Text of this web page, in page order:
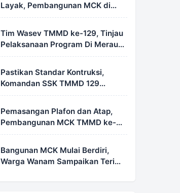
Layak, Pembangunan MCK di
Dusun Serapu Rampung
Dikerjakan
Tim Wasev TMMD ke-129, Tinjau
Pelaksanaan Program Di Merauke
– Papua Selatan
Pastikan Standar Kontruksi,
Komandan SSK TMMD 129
Intensif Awasi Pembangunan
Pemasangan Plafon dan Atap,
Pembangunan MCK TMMD ke-
129 di Kampung Wanam Hampir
Bangunan MCK Mulai Berdiri,
Warga Wanam Sampaikan Terima